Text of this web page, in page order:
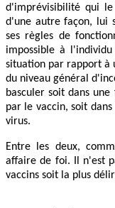
d'imprévisibilité qui le
d'une autre façon, lui
ses règles de
impossible à
situation par rapport à
du niveau général
basculer soit dans
par le vaccin, soit
virus.
Entre les deux,
affaire de foi. Il n'est
vaccins soit la plus